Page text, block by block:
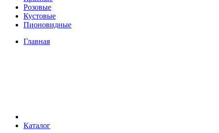
Розовые
Кустовые
Пионовидные
Главная
Каталог